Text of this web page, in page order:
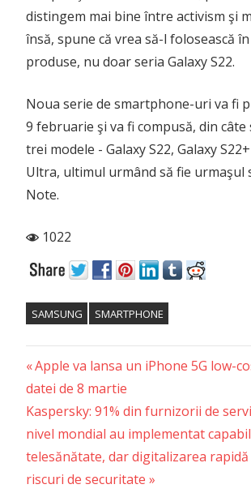
distingem mai bine între activism şi
însă, spune că vrea să-l folosească
produse, nu doar seria Galaxy S22.
Noua serie de smartphone-uri va fi
9 februarie şi va fi compusă, din câte
trei modele - Galaxy S22, Galaxy
Ultra, ultimul urmând să fie urmaşul
Note.
1022
SAMSUNG SMARTPHONE
Post
navigation
Previous
Post:
Apple va lansa un iPhone 5G low-
datei de 8 martie
Next
Post:
Kaspersky: 91% din furnizorii de
nivel mondial au implementat
telesănătate, dar digitalizarea
riscuri de securitate